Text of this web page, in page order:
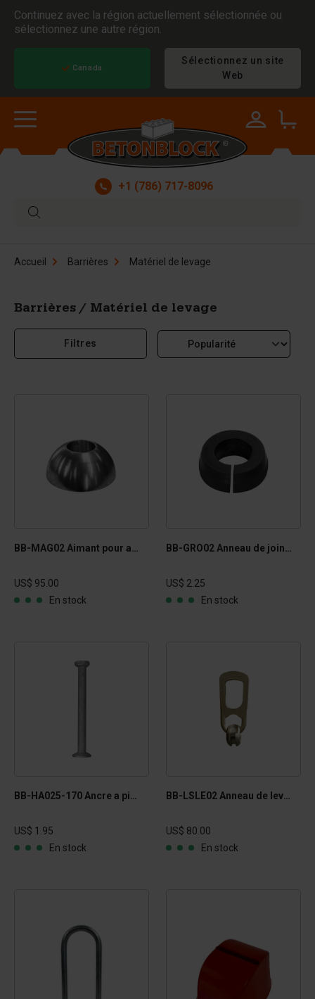
Continuez avec la région actuellement sélectionnée ou
sélectionnez une autre région.
Canada
Sélectionnez un site
Web
+1 (786) 717-8096
Accueil Barrières Matériel de levage
Barrières / Matériel de levage
Filtres
BB-MAG02 Aimant pour ancre à pied 2T
US$ 95.00
En stock
BB-GRO02 Anneau de joint en caoutchouc 2,5T
US$ 2.25
En stock
BB-HA025-170 Ancre a pied 2T
US$ 1.95
En stock
BB-LSLE02 Anneau de levage 2T
US$ 80.00
En stock